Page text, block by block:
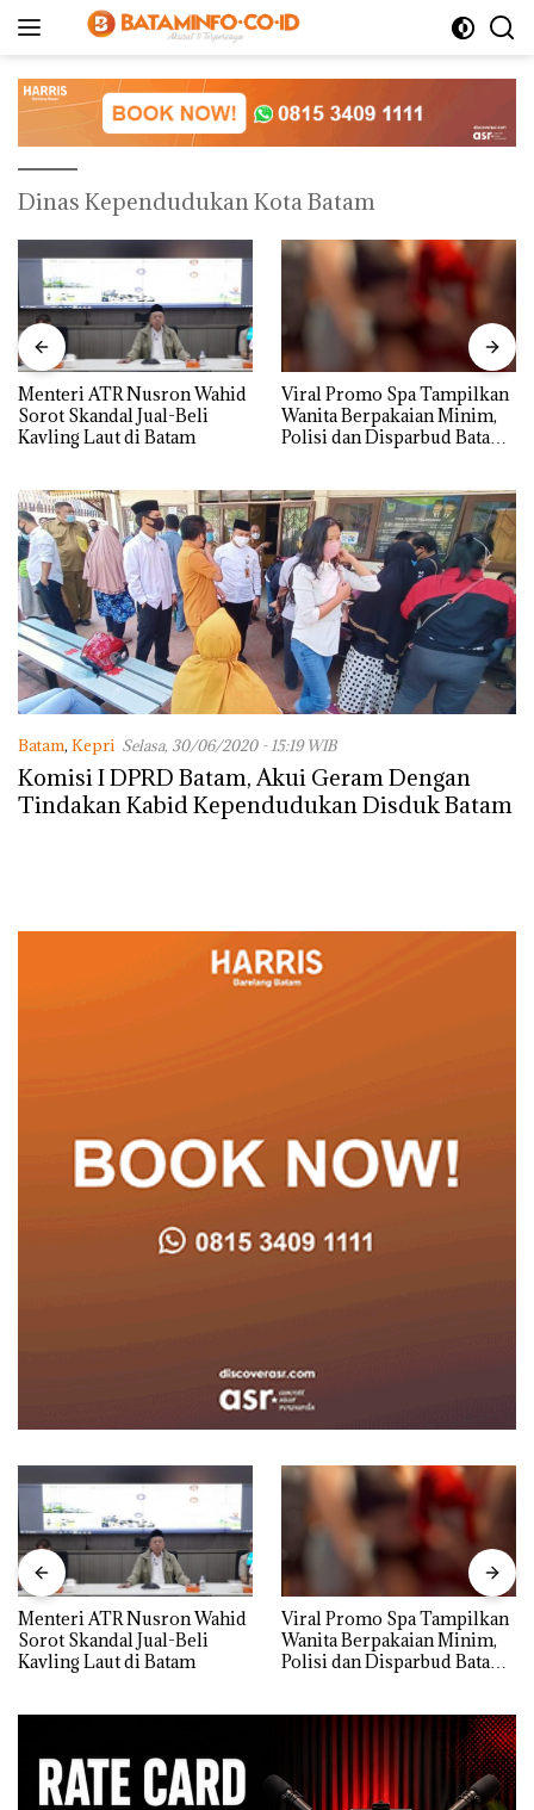
Dinas Kependudukan Kota Batam
Menteri ATR Nusron Wahid
Sorot Skandal Jual-Beli
Kavling Laut di Batam
Viral Promo Spa Tampilkan
Wanita Berpakaian Minim,
Polisi dan Disparbud Batam
Batam, Kepri Selasa, 30/06/2020 - 15:19 WIB
Komisi I DPRD Batam, Akui Geram Dengan
Tindakan Kabid Kependudukan Disduk Batam
Menteri ATR Nusron Wahid
Sorot Skandal Jual-Beli
Kavling Laut di Batam
Viral Promo Spa Tampilkan
Wanita Berpakaian Minim,
Polisi dan Disparbud Batam